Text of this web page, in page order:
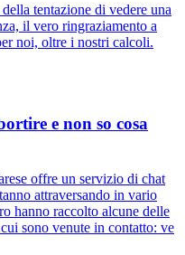
tentazione di vedere una
il vero ringraziamento a
noi, oltre i nostri calcoli.
e non so cosa
offre un servizio di chat
attraversando in vario
hanno raccolto alcune delle
sono venute in contatto: ve